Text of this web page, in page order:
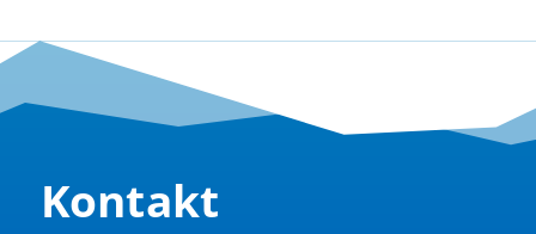
Kontakt